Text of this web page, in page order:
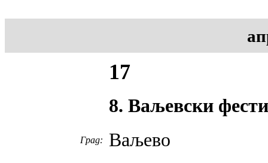
17
8. Ваљевски
Град: Ваљево